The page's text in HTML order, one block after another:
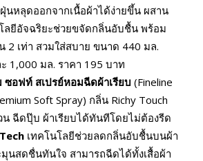
นหลุดออกจากเนื้อผ้าได้ง่ายขึ้น ผสาน
ลยีอัจฉริยะช่วยขจัดกลิ่นอับชื้น พร้อม
เท่า สวมใส่สบาย ขนาด 440 มล.
1,000 มล. ราคา 195 บาท
ซอฟท์ สเปรย์หอมฉีดผ้าเรียบ (Fineline
Soft Spray) กลิ่น Richy Touch
น ฉีดปุ๊บ ผ้าเรียบได้ทันทีโดยไม่ต้องรีด
เทคโนโลยีช่วยลดกลิ่นอับชื้นบนผ้า
นสดชื่นทันใจ สามารถฉีดได้ทั้งเสื้อผ้า